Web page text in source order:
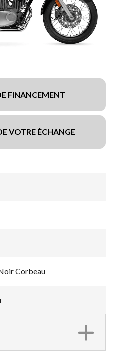
FINANCEMENT
VOTRE ÉCHANGE
Corbeau